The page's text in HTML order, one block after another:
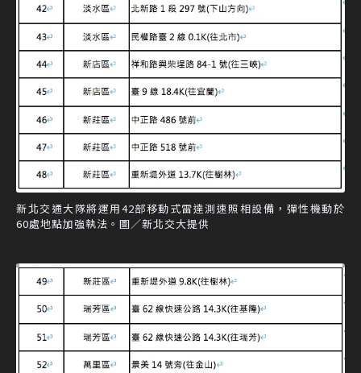
新北交通大隊將運用42部移動式雷達測速照相設備，彈性機動於
60處地點加強執法。圖／新北交大提供